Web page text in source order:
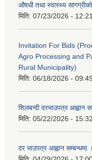
औषधी तथा स्वास्थ्य
मिति: 07/23/2026 - 12:21
Invitation For Bids
Agro Processing and
Rural Municipality)
मिति: 06/18/2026 - 09:49
शिलबन्दी दरभाउपत्र आह्वान
मिति: 05/22/2026 - 15:32
दर भाउपत्र आह्वान सम्बन्धमा ।